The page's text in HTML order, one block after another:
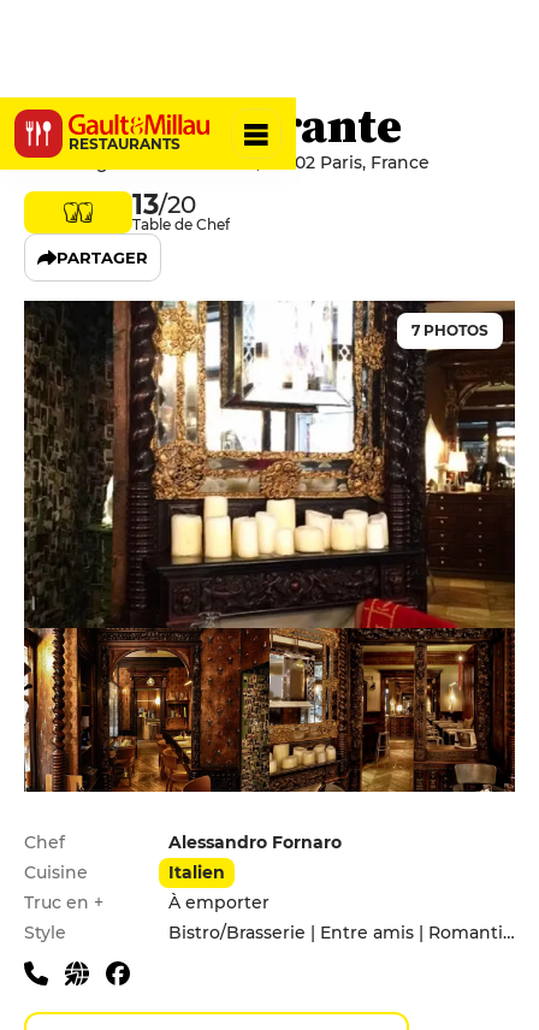
RESTAURANTS
Stern Ristorante
47 Passage des Panoramas, 75002 Paris, France
13/20
Table de Chef
PARTAGER
7 PHOTOS
Infos pratiques
Chef
Alessandro Fornaro
Cuisine
Italien
Truc en +
À emporter
Style
Bistro/Brasserie | Entre amis | Romantique